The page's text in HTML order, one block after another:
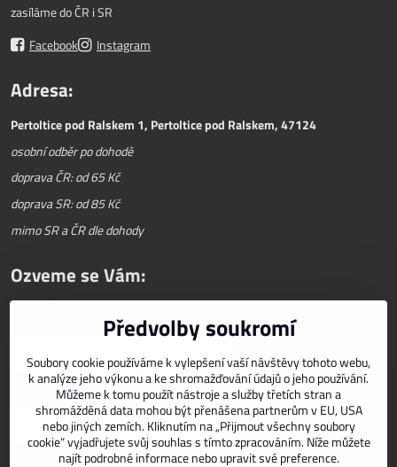
zasíláme do ČR i SR
Facebook
Instagram
Adresa:
Pertoltice pod Ralskem 1, Pertoltice pod Ralskem, 47124
osobní odběr po dohodě
doprava ČR: od 65 Kč
doprava SR: od 85 Kč
mimo SR a ČR dle dohody
Ozveme se Vám:
Předvolby soukromí
Soubory cookie používáme k vylepšení vaší návštěvy tohoto webu,
k analýze jeho výkonu a ke shromažďování údajů o jeho používání.
Můžeme k tomu použít nástroje a služby třetích stran a
shromážděná data mohou být přenášena partnerům v EU, USA
nebo jiných zemích. Kliknutím na „Přijmout všechny soubory
cookie“ vyjadřujete svůj souhlas s tímto zpracováním. Níže můžete
najít podrobné informace nebo upravit své preference.